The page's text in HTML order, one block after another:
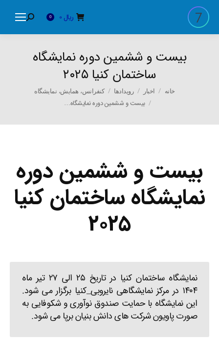
ریال 0
Search:
بیست و ششمین دوره نمایشگاه
ساختمان کنیا ۲۰۲۵
You are here:
خانه اخبار رویدادها کنفرانس، همایش، نمایشگاه
بیست و ششمین دوره نمایشگاه…
بیست و ششمین دوره
نمایشگاه ساختمان کنیا
۲۰۲۵
نمایشگاه ساختمان کنیا در تاریخ ۲۵ الی ۲۷ تیر ماه
۱۴۰۴ در مرکز نمایشگاهی نایروبی_کنیا برگزار می شود.
این نمایشگاه با حمایت صندوق نوآوری و شکوفایی به
صورت پاویون شرکت های دانش بنیان برپا می شود.